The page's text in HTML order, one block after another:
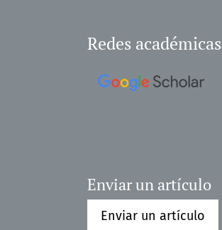
Redes académicas
Enviar un artículo
Enviar un artículo